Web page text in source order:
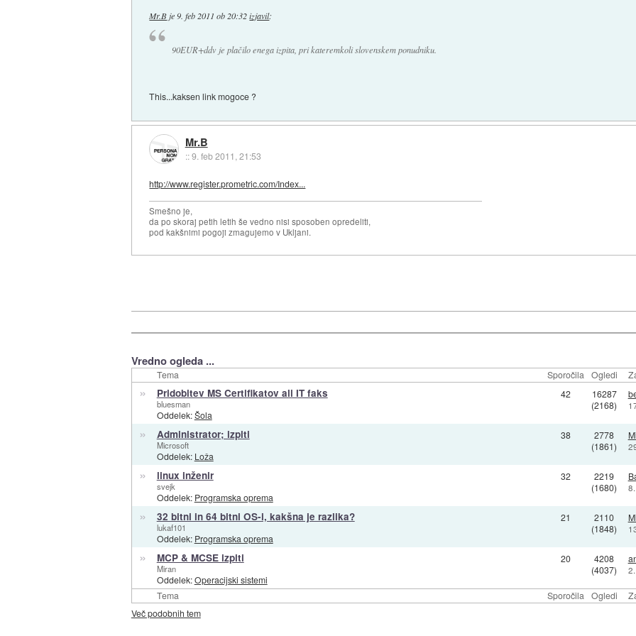
Mr.B je 9. feb 2011 ob 20:32 izjavil:
90EUR+ddv je plačilo enega izpita, pri kateremkoli slovenskem ponudniku.
This...kaksen link mogoce ?
Mr.B
::9. feb 2011, 21:53
http://www.register.prometric.com/Index...
Smešno je,
da po skoraj petih letih še vedno nisi sposoben opredeliti,
pod kakšnimi pogoji zmagujemo v Ukljani.
Vredno ogleda ...
Tema Sporočila Ogledi
Tema Sporočila Ogledi
» Pridobitev MS Certifikatov ali IT faks
bluesman
Oddelek:Šola
42
16287
(2168)
» Administrator; izpiti
Microsoft
Oddelek: Loža
38
2778
(1861)
» linux inženir
svejk
Oddelek: Programska oprema
32
2219
(1680)
» 32 bitni in 64 bitni OS-i, kakšna je razlika?
lukaf101
Oddelek: Programska oprema
21
2110
(1848)
» MCP & MCSE izpiti
Miran
Oddelek:Operacijski sistemi
20
4208
(4037)
Več podobnih tem